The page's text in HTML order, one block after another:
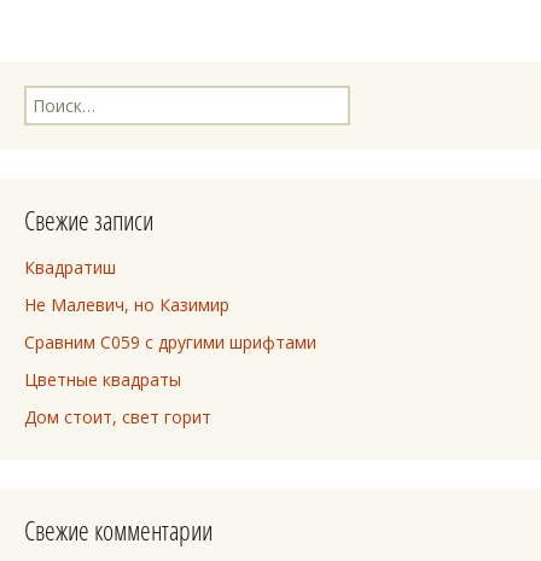
Найти:
Свежие записи
Квадратиш
Не Малевич, но Казимир
Сравним C059 с другими шрифтами
Цветные квадраты
Дом стоит, свет горит
Свежие комментарии